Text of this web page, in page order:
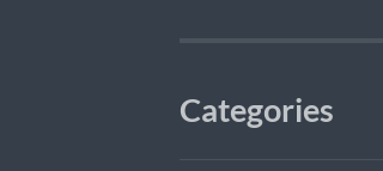
Categories